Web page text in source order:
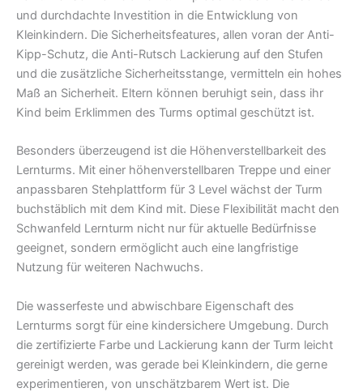
und durchdachte Investition in die Entwicklung von
Kleinkindern. Die Sicherheitsfeatures, allen voran der Anti-
Kipp-Schutz, die Anti-Rutsch Lackierung auf den Stufen
und die zusätzliche Sicherheitsstange, vermitteln ein hohes
Maß an Sicherheit. Eltern können beruhigt sein, dass ihr
Kind beim Erklimmen des Turms optimal geschützt ist.
Besonders überzeugend ist die Höhenverstellbarkeit des
Lernturms. Mit einer höhenverstellbaren Treppe und einer
anpassbaren Stehplattform für 3 Level wächst der Turm
buchstäblich mit dem Kind mit. Diese Flexibilität macht den
Schwanfeld Lernturm nicht nur für aktuelle Bedürfnisse
geeignet, sondern ermöglicht auch eine langfristige
Nutzung für weiteren Nachwuchs.
Die wasserfeste und abwischbare Eigenschaft des
Lernturms sorgt für eine kindersichere Umgebung. Durch
die zertifizierte Farbe und Lackierung kann der Turm leicht
gereinigt werden, was gerade bei Kleinkindern, die gerne
experimentieren, von unschätzbarem Wert ist. Die